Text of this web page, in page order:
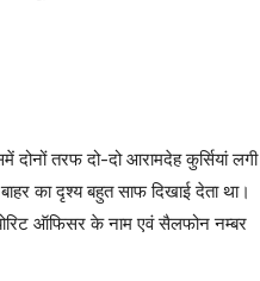
तरफ दो-दो आरामदेह कुर्सियां लगी
का दृश्य बहुत साफ दिखाई देता था।
ऑफिसर के नाम एवं सैलफोन नम्बर